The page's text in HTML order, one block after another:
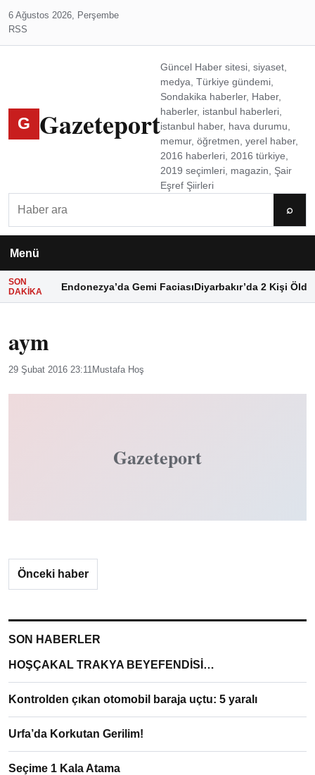
6 Ağustos 2026, Perşembe
RSS
G Gazeteport
Güncel Haber sitesi, siyaset,
medya, Türkiye gündemi,
Sondakika haberler, Haber,
haberler, istanbul haberleri,
istanbul haber, hava durumu,
memur, öğretmen, yerel haber,
2016 haberleri, 2016 türkiye,
2019 seçimleri, magazin, Şair
Eşref Şiirleri
⌕
Menü
SON
DAKIKA
Endonezya’da Gemi FaciasıDiyarbakır’da 2 Kişi Öldü
aym
29 Şubat 2016 23:11Mustafa Hoş
Gazeteport
Önceki haber
SON HABERLER
HOŞÇAKAL TRAKYA BEYEFENDİSİ…
Kontrolden çıkan otomobil baraja uçtu: 5 yaralı
Urfa’da Korkutan Gerilim!
Seçime 1 Kala Atama